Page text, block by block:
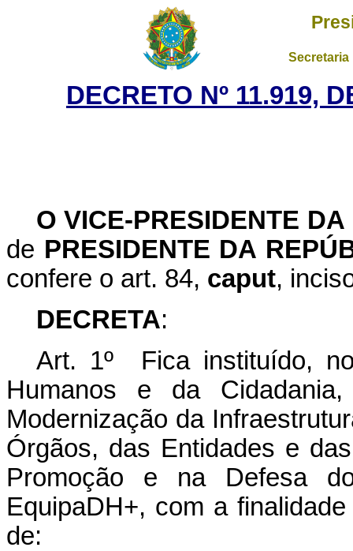
DECRETO Nº 11.919,
O VICE-PRESIDENTE
de PRESIDENTE DA
confere o art. 84, caput,
DECRETA:
Art. 1º Fica instituído,
Humanos e da
Modernização da
Órgãos, das Entidades e
Promoção e na Defesa
EquipaDH+, com a
de: